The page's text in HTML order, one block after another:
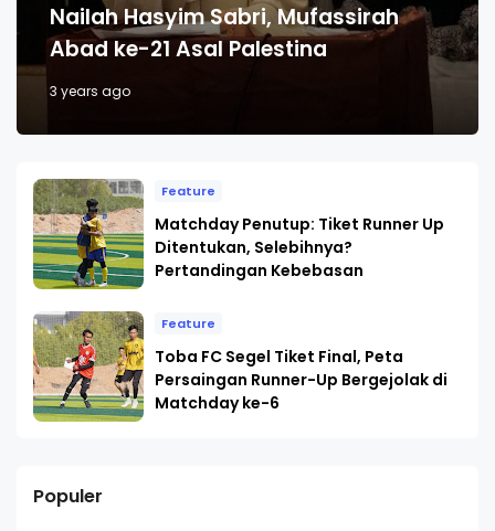
Nailah Hasyim Sabri, Mufassirah
Abad ke-21 Asal Palestina
3 years ago
Feature
Matchday Penutup: Tiket Runner Up
Ditentukan, Selebihnya?
Pertandingan Kebebasan
Feature
Toba FC Segel Tiket Final, Peta
Persaingan Runner-Up Bergejolak di
Matchday ke-6
Populer